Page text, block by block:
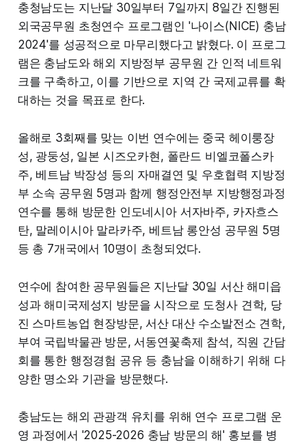
충청남도는 지난달 30일부터 7일까지 8일간 진행된
외국공무원 초청연수 프로그램인 '나이스(NICE) 충남
2024'를 성공적으로 마무리했다고 밝혔다. 이 프로그
램은 충남도와 해외 지방정부 공무원 간 인적 네트워
크를 구축하고, 이를 기반으로 지역 간 국제교류를 확
대하는 것을 목표로 한다.
올해로 3회째를 맞는 이번 연수에는 중국 헤이룽장
성, 광둥성, 일본 시즈오카현, 폴란드 비엘코폴스카
주, 베트남 박장성 등의 자매결연 및 우호협력 지방정
부 소속 공무원 5명과 함께 행정안전부 지방행정과정
연수를 통해 방문한 인도네시아 서자바주, 카자흐스
탄, 말레이시아 말라카주, 베트남 롱안성 공무원 5명
등 총 7개국에서 10명이 초청되었다.
연수에 참여한 공무원들은 지난달 30일 서산 해미읍
성과 해미국제성지 방문을 시작으로 도청사 견학, 당
진 스마트농업 현장방문, 서산 대산 수소발전소 견학,
부여 국립박물관 방문, 서동연꽃축제 참석, 직원 간담
회를 통한 행정경험 공유 등 충남을 이해하기 위해 다
양한 명소와 기관을 방문했다.
충남도는 해외 관광객 유치를 위해 연수 프로그램 운
영 과정에서 '2025-2026 충남 방문의 해' 홍보를 병